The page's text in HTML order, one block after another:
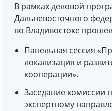
В рамках деловой
Дальневосточного
во Владивостоке
Панельная сессия
локализация и
кооперации».
Заседание комиссии
экспертному